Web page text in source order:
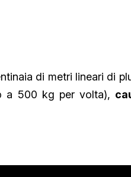
di metri lineari di
a 500 kg per volta),